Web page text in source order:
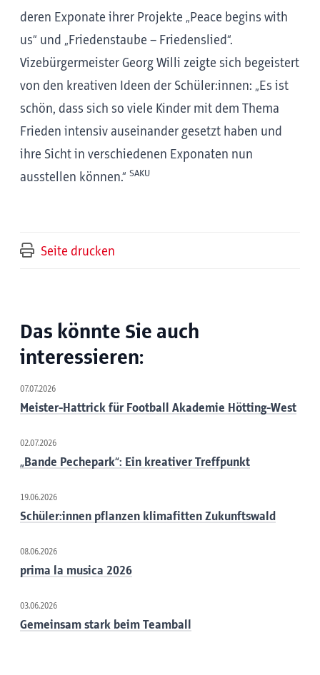
deren Exponate ihrer Projekte „Peace begins with
us“ und „Friedenstaube – Friedenslied“.
Vizebürgermeister Georg Willi zeigte sich begeistert
von den kreativen Ideen der Schüler:innen: „Es ist
schön, dass sich so viele Kinder mit dem Thema
Frieden intensiv auseinander gesetzt haben und
ihre Sicht in verschiedenen Exponaten nun
ausstellen können.“ SAKU
Seite drucken
Das könnte Sie auch
interessieren:
07.07.2026
Meister-Hattrick für Football Akademie Hötting-West
02.07.2026
„Bande Pechepark“: Ein kreativer Treffpunkt
19.06.2026
Schüler:innen pflanzen klimafitten Zukunftswald
08.06.2026
prima la musica 2026
03.06.2026
Gemeinsam stark beim Teamball